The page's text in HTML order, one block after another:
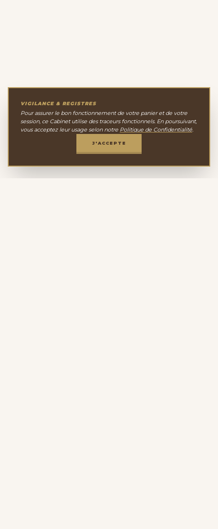
VIGILANCE & REGISTRES
Pour assurer le bon fonctionnement de votre panier et de votre
session, ce Cabinet utilise des traceurs fonctionnels. En poursuivant,
vous acceptez leur usage selon notre Politique de Confidentialité.
J'ACCEPTE